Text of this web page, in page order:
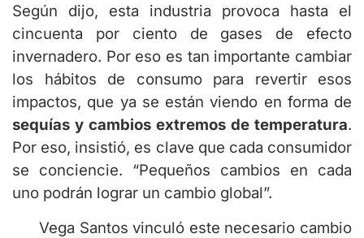
Según dijo, esta industria provoca hasta el
cincuenta por ciento de gases de efecto
invernadero. Por eso es tan importante cambiar
los hábitos de consumo para revertir esos
impactos, que ya se están viendo en forma de
sequías y cambios extremos de temperatura.
Por eso, insistió, es clave que cada consumidor
se conciencie. “Pequeños cambios en cada
uno podrán lograr un cambio global”.
Vega Santos vinculó este necesario cambio